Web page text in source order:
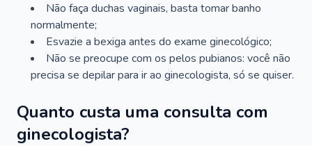
Não faça duchas vaginais, basta tomar banho
normalmente;
Esvazie a bexiga antes do exame ginecológico;
Não se preocupe com os pelos pubianos: você não
precisa se depilar para ir ao ginecologista, só se quiser.
Quanto custa uma consulta com
ginecologista?